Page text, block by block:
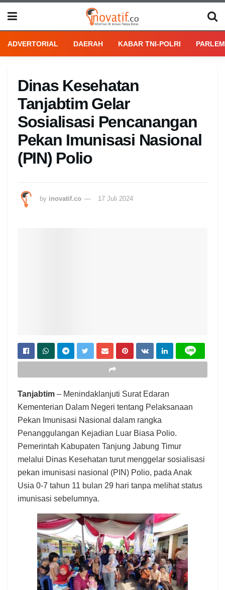
ADVERTORIAL DAERAH KABAR TNI-POLRI
Dinas Kesehatan
Tanjabtim Gelar
Sosialisasi Pencanangan
Pekan Imunisasi Nasional
(PIN) Polio
by inovatif.co 17 Juli 2024
Tanjabtim – Menindaklanjuti Surat Edaran
Kementerian Dalam Negeri tentang Pelaksanaan
Pekan Imunisasi Nasional dalam rangka
Penanggulangan Kejadian Luar Biasa Polio.
Pemerintah Kabupaten Tanjung Jabung Timur
melalui Dinas Kesehatan turut menggelar sosialisasi
pekan imunisasi nasional (PIN) Polio, pada Anak
Usia 0-7 tahun 11 bulan 29 hari tanpa melihat status
imunisasi sebelumnya.